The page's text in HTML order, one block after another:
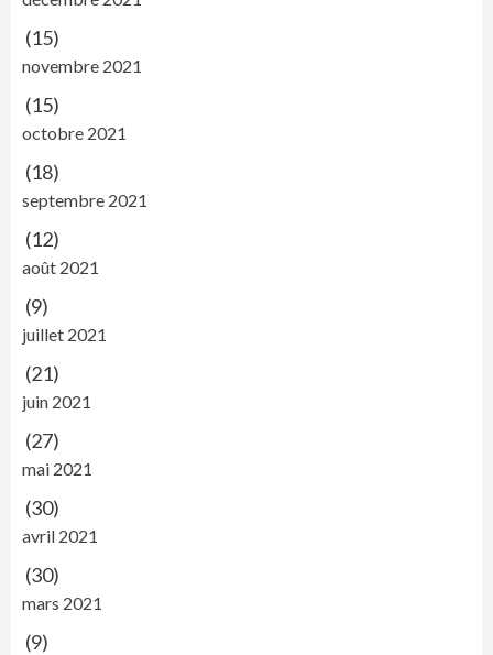
(15)
novembre 2021
(15)
octobre 2021
(18)
septembre 2021
(12)
août 2021
(9)
juillet 2021
(21)
juin 2021
(27)
mai 2021
(30)
avril 2021
(30)
mars 2021
(9)